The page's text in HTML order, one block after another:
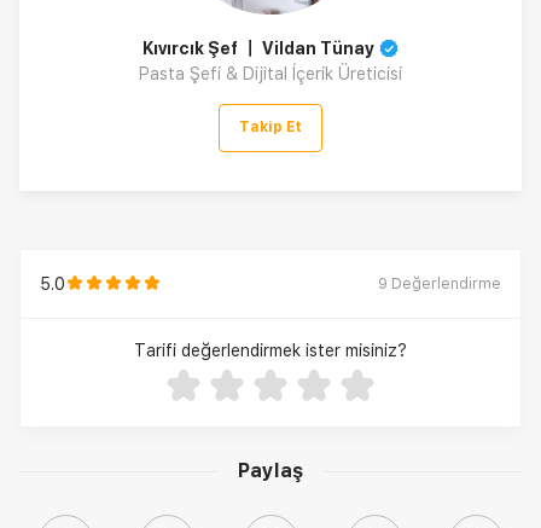
Paylaş
Kıvırcık Şef 〡 Vildan Tünay
Pasta Şefi & Dijital İçerik Üreticisi
Takip Et
5.0 9 Değerlendirme
Tarifi değerlendirmek ister misiniz?